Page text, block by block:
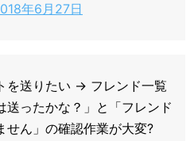
年6月27日
を送りたい → フレンド一覧
送ったかな？」と「フレンド
せん」の確認作業が大変?